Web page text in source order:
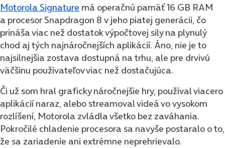
Motorola Signature má operačnú pamäť 16 GB RAM
a procesor Snapdragon 8 v jeho piatej generácii, čo
prináša viac než dostatok výpočtovej sily na plynulý
chod aj tých najnáročnejších aplikácií. Áno, nie je to
najsilnejšia zostava dostupná na trhu, ale pre drvivú
väčšinu používateľov viac než dostačujúca.
Či už som hral graficky náročnejšie hry, používal viacero
aplikácií naraz, alebo streamoval videá vo vysokom
rozlíšení, Motorola zvládla všetko bez zaváhania.
Pokročilé chladenie procesora sa navyše postaralo o to,
že sa zariadenie ani extrémne neprehrievalo.